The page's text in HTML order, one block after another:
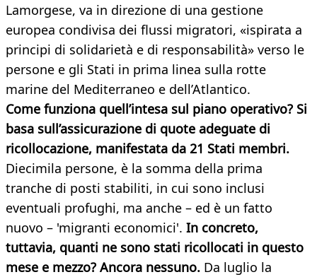
Lamorgese, va in direzione di una gestione
europea condivisa dei flussi migratori, «ispirata a
principi di solidarietà e di responsabilità» verso le
persone e gli Stati in prima linea sulla rotte
marine del Mediterraneo e dell’Atlantico.
Come funziona quell’intesa sul piano operativo? Si
basa sull’assicurazione di quote adeguate di
ricollocazione, manifestata da 21 Stati membri.
Diecimila persone, è la somma della prima
tranche di posti stabiliti, in cui sono inclusi
eventuali profughi, ma anche – ed è un fatto
nuovo – 'migranti economici'. In concreto,
tuttavia, quanti ne sono stati ricollocati in questo
mese e mezzo? Ancora nessuno. Da luglio la